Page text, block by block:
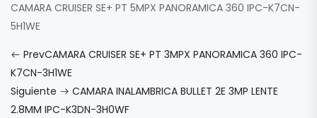
CAMARA CRUISER SE+ PT 5MPX PANORAMICA 360 IPC-K7CN-
5H1WE
PrevCAMARA CRUISER SE+ PT 3MPX PANORAMICA 360 IPC-
K7CN-3H1WE
Siguiente
CAMARA INALAMBRICA BULLET 2E 3MP LENTE
2.8MM IPC-K3DN-3H0WF